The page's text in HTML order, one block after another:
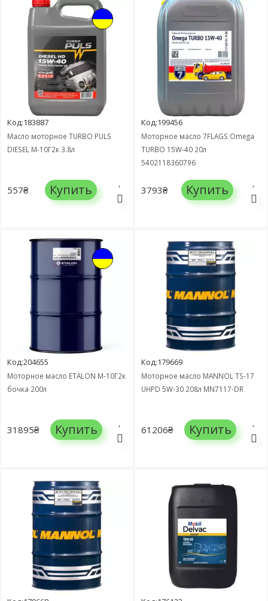
Код:183887
Масло моторное TURBO PULS
DIESEL М-10Г2к 3.8л
557₴ Купить
Код:199456
Моторное масло 7FLAGS Omega
TURBO 15W-40 20л
5402118360796
3793₴ Купить
Код:204655
Моторное масло ETALON М-10Г2к
бочка 200л
31895₴ Купить
Код:179669
Моторное масло MANNOL TS-17
UHPD 5W-30 208л MN7117-DR
61206₴ Купить